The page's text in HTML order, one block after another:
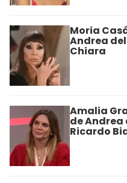
Moria
Andrea
Chiara
Amalia
de Andrea
Ricardo